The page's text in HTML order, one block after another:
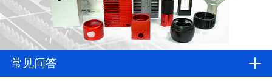
常见问答